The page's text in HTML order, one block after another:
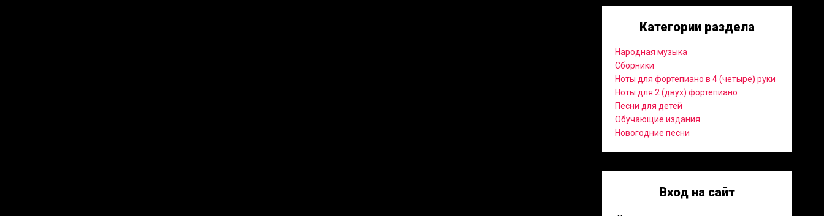
Категории раздела
Народная музыка
Сборники
Ноты для фортепиано в 4 (четыре) руки
Ноты для 2 (двух) фортепиано
Песни для детей
Обучающие издания
Новогодние песни
Вход на сайт